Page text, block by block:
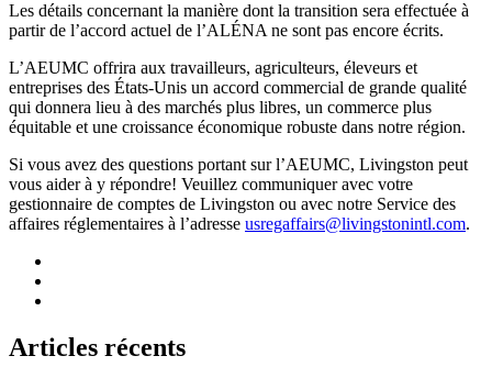
Les détails concernant la manière dont la transition sera effectuée à
partir de l’accord actuel de l’ALÉNA ne sont pas encore écrits.
L’AEUMC offrira aux travailleurs, agriculteurs, éleveurs et
entreprises des États-Unis un accord commercial de grande qualité
qui donnera lieu à des marchés plus libres, un commerce plus
équitable et une croissance économique robuste dans notre région.
Si vous avez des questions portant sur l’AEUMC, Livingston peut
vous aider à y répondre! Veuillez communiquer avec votre
gestionnaire de comptes de Livingston ou avec notre Service des
affaires réglementaires à l’adresse usregaffairs@livingstonintl.com.
Articles récents